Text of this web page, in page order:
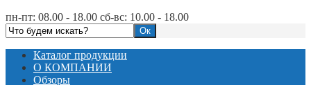
пн-пт: 08.00 - 18.00 сб-вс: 10.00 - 18.00
Каталог продукции
О КОМПАНИИ
Обзоры